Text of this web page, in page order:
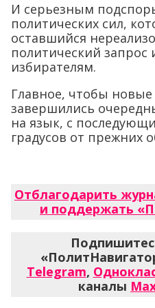
И серьезным
политических сил,
оставшийся
политический запрос
избирателям.
Главное, чтобы
завершились
на язык, с
градусов от прежних
Отблагодарить
и поддержать
Telegram,
каналы